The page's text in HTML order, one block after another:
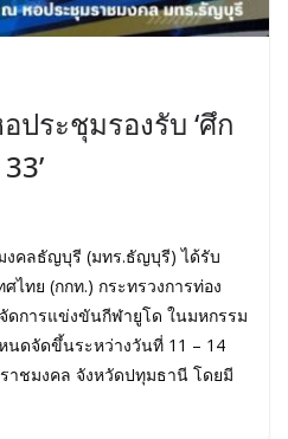
ระชุมรองรับ ‘ศึก
งคลธัญบุรี (มทร.ธัญบุรี) ได้รับ
ไทย (กกท.) กระทรวงการท่อง
ดการแข่งขันกีฬายูโด ในมหกรรม
นดจัดขึ้นระหว่างวันที่ 11 – 14
ชมงคล จังหวัดปทุมธานี โดยมี